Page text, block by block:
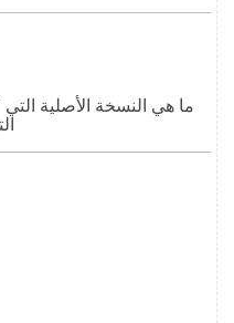
ما هي النسخة الأصلية